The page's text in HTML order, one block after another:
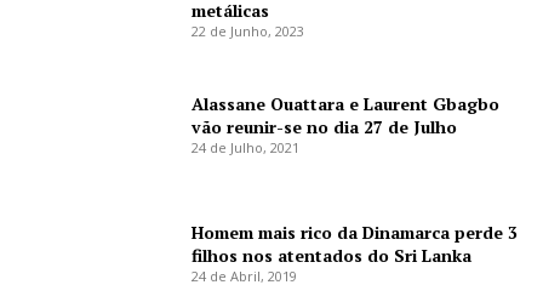
metálicas
22 de Junho, 2023
Alassane Ouattara e Laurent Gbagbo
vão reunir-se no dia 27 de Julho
24 de Julho, 2021
Homem mais rico da Dinamarca perde 3
filhos nos atentados do Sri Lanka
24 de Abril, 2019